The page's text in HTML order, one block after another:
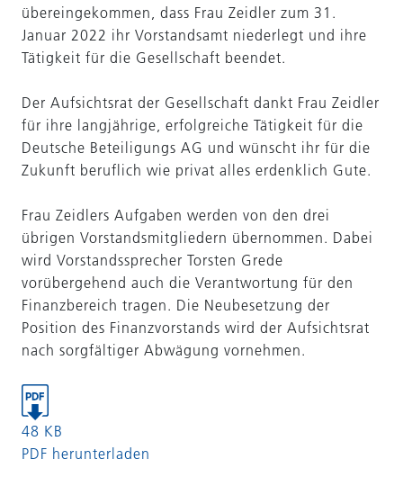
übereingekommen, dass Frau Zeidler zum 31.
Januar 2022 ihr Vorstandsamt niederlegt und ihre
Tätigkeit für die Gesellschaft beendet.
Der Aufsichtsrat der Gesellschaft dankt Frau Zeidler
für ihre langjährige, erfolgreiche Tätigkeit für die
Deutsche Beteiligungs AG und wünscht ihr für die
Zukunft beruflich wie privat alles erdenklich Gute.
Frau Zeidlers Aufgaben werden von den drei
übrigen Vorstandsmitgliedern übernommen. Dabei
wird Vorstandssprecher Torsten Grede
vorübergehend auch die Verantwortung für den
Finanzbereich tragen. Die Neubesetzung der
Position des Finanzvorstands wird der Aufsichtsrat
nach sorgfältiger Abwägung vornehmen.
48 KB
PDF herunterladen